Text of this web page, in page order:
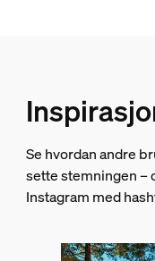
Holdbarhet
25 000
Ekstra
Kan dimmes med
Se hvordan andre
sette stemningen –
Instagram med